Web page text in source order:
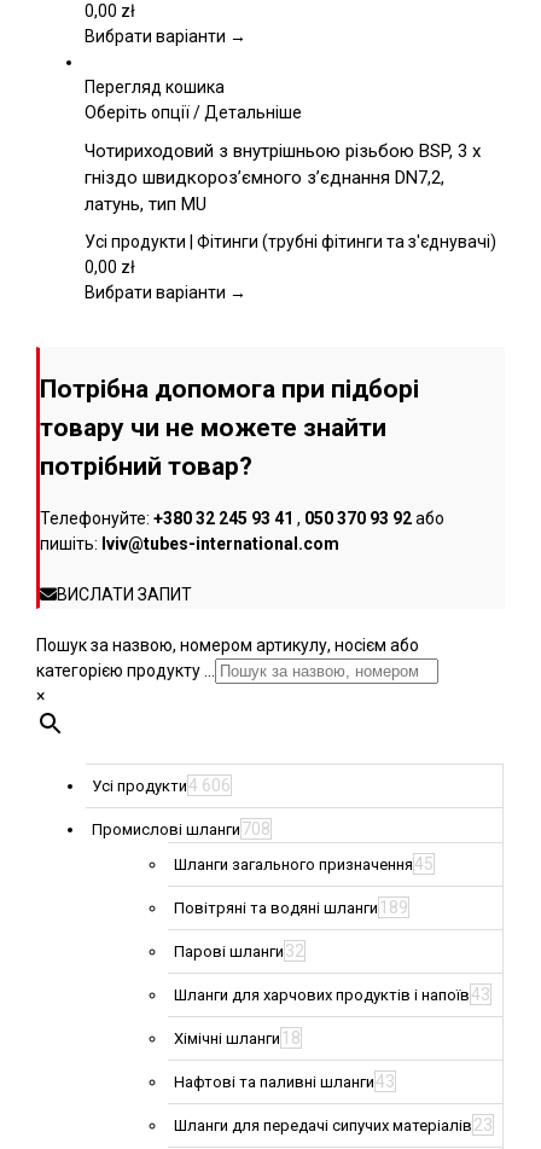
на
товару
0,00 zł
Вибрати варіанти →
Перегляд кошика
Оберіть опціїЦей
має
кілька
варіантів.
Параметри
вибрати
/Детальніше
Чотириходовий з внутрішньою різьбою BSP, 3 x
гніздо швидкороз’ємного з’єднання DN7,2,
латунь, тип MU
Усі продукти | Фітинги (трубні фітинги та з'єднувачі)
0,00 zł
Вибрати варіанти →
Потрібна допомога при підборі
товару чи не можете знайти
потрібний товар?
Телефонуйте: +380 32 245 93 41 , 050 370 93 92або
пишіть: lviv@tubes-international.com
ВИСЛАТИ ЗАПИТ
Пошук за назвою, номером артикулу, носієм або
категорією продукту ...
×
Усі продукти4 606
Промислові шланги 708
Шланги загального призначення45
Повітряні та водяні шланги 189
Парові шланги 32
Шланги для харчових продуктів і напоїв43
Хімічні шланги 18
Нафтові та паливні шланги43
Шланги для передачі сипучих матеріалів 23